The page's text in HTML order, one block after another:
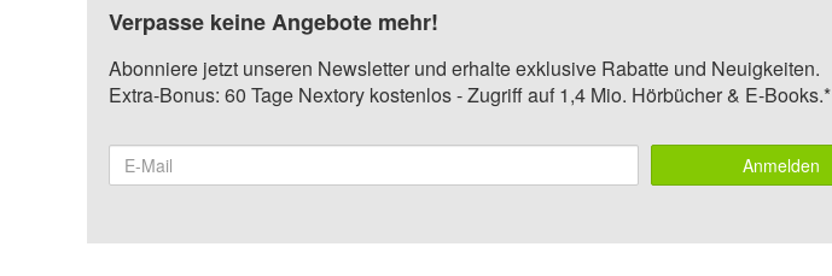
Verpasse keine Angebote mehr!
Abonniere jetzt unseren Newsletter und erhalte exklusive Rabatte und Neuigkeiten.
Extra-Bonus: 60 Tage Nextory kostenlos - Zugriff auf 1,4 Mio. Hörbücher & E-Books.*
Anmelden